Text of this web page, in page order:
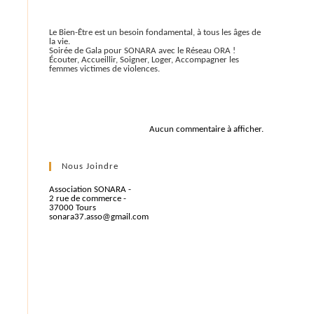
Le Bien-Être est un besoin fondamental, à tous les âges de
la vie.
Soirée de Gala pour SONARA avec le Réseau ORA !
Écouter, Accueillir, Soigner, Loger, Accompagner les
femmes victimes de violences.
Aucun commentaire à afficher.
Nous Joindre
Association SONARA -
2 rue de commerce -
37000 Tours
sonara37.asso@gmail.com